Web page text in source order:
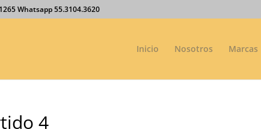
Whatsapp 55.3104.3620
Inicio Nosotros Marcas
4